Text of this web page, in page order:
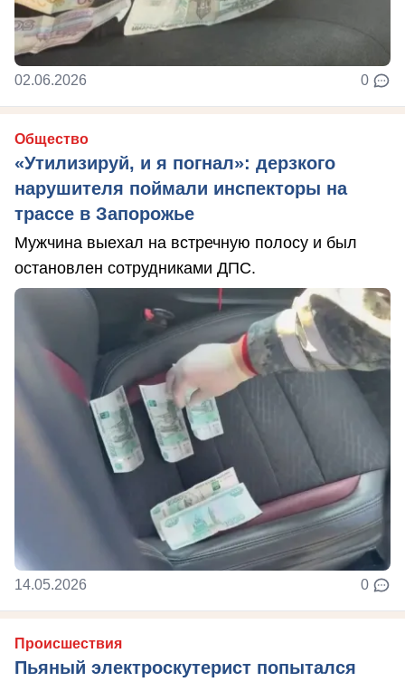
02.06.2026 0
Общество
«Утилизируй, и я погнал»: дерзкого
нарушителя поймали инспекторы на
трассе в Запорожье
Мужчина выехал на встречную полосу и был
остановлен сотрудниками ДПС.
14.05.2026 0
Происшествия
Пьяный электроскутерист попытался